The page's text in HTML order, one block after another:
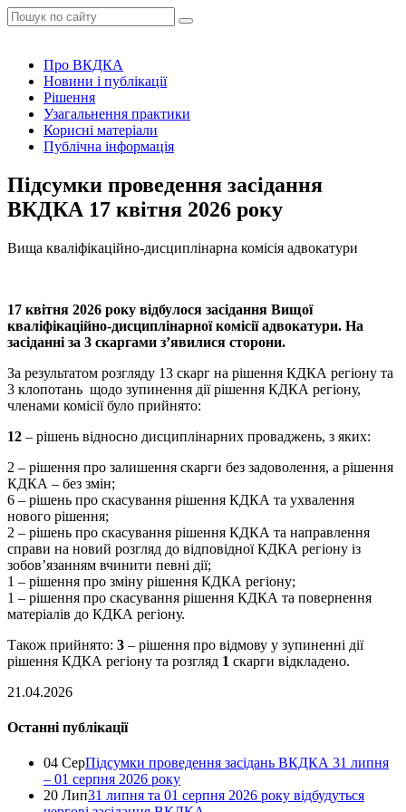
Про ВКДКА
Новини і публікації
Рішення
Узагальнення практики
Корисні матеріали
Публічна інформація
Підсумки проведення засідання
ВКДКА 17 квітня 2026 року
Вища кваліфікаційно-дисциплінарна комісія адвокатури
17 квітня 2026 року відбулося засідання Вищої
кваліфікаційно-дисциплінарної комісії адвокатури. На
засіданні за 3 скаргами з’явилися сторони.
За результатом розгляду 13 скарг на рішення КДКА регіону та
3 клопотань щодо зупинення дії рішення КДКА регіону,
членами комісії було прийнято:
12 – рішень відносно дисциплінарних проваджень, з яких:
2 – рішення про залишення скарги без задоволення, а рішення
КДКА – без змін;
6 – рішень про скасування рішення КДКА та ухвалення
нового рішення;
2 – рішень про скасування рішення КДКА та направлення
справи на новий розгляд до відповідної КДКА регіону із
зобов’язанням вчинити певні дії;
1 – рішення про зміну рішення КДКА регіону;
1 – рішення про скасування рішення КДКА та повернення
матеріалів до КДКА регіону.
Також прийнято: 3 – рішення про відмову у зупиненні дії
рішення КДКА регіону та розгляд 1 скарги відкладено.
21.04.2026
Останні публікації
04 СерПідсумки проведення засідань ВКДКА 31 липня
– 01 серпня 2026 року
20 Лип31 липня та 01 серпня 2026 року відбудуться